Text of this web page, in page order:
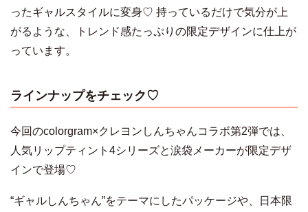
ったギャルスタイルに変身♡ 持っているだけで気分が上
がるような、トレンド感たっぷりの限定デザインに仕上が
っています。
ラインナップをチェック♡
今回のcolorgram×クレヨンしんちゃんコラボ第2弾では、
人気リップティント4シリーズと涙袋メーカーが限定デザ
インで登場♡
“ギャルしんちゃん”をテーマにしたパッケージや、日本限